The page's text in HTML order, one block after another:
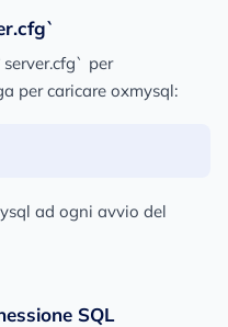
per
per caricare oxmysql:
ad ogni avvio del
SQL